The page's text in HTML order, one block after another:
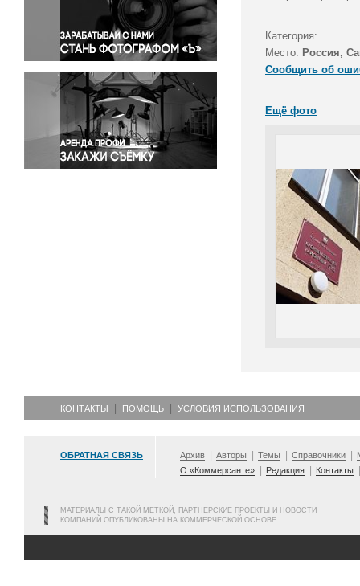
Правосудие
Происшествия и конфликты
Религия
Светская жизнь
Спорт
Экология
Экономика и бизнес
Категория:
Место: Россия,
Сообщить об
Ещё фото
КОНТАКТЫ ПОМОЩЬ УСЛОВИЯ ИСПОЛЬЗОВАНИЯ
ОБРАТНАЯ СВЯЗЬ Архив Авторы Темы Справочники
О «Коммерсанте»
Редакция Контакты
МАТЕРИАЛЫ С ТАКОЙ МЕТКОЙ, ПАРТНЕРСКИЕ ПРОЕКТЫ И НОВОСТИ
КОМПАНИЙ ОПУБЛИКОВАНЫ НА КОММЕРЧЕСКОЙ ОСНОВЕ